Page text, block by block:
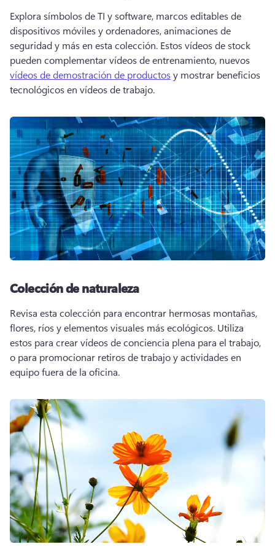
Explora símbolos de TI y software, marcos editables de
dispositivos móviles y ordenadores, animaciones de
seguridad y más en esta colección. Estos vídeos de stock
pueden complementar vídeos de entrenamiento, nuevos
vídeos de demostración de productos y mostrar beneficios
tecnológicos en vídeos de trabajo.
Colección de naturaleza
Revisa esta colección para encontrar hermosas montañas,
flores, ríos y elementos visuales más ecológicos. Utiliza
estos para crear vídeos de conciencia plena para el trabajo,
o para promocionar retiros de trabajo y actividades en
equipo fuera de la oficina.